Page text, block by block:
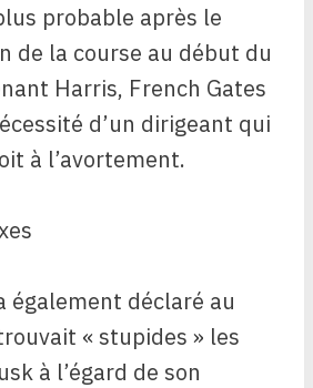
probable après le
de la course au début du
Harris, French Gates
d’un dirigeant qui
à l’avortement.
également déclaré au
« stupides » les
à l’égard de son